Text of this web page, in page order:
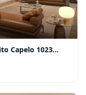
Capelo 1023